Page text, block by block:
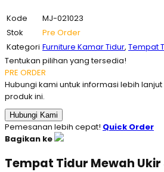
Kode
MJ-021023
Stok
Pre Order
Kategori Furniture Kamar Tidur, Tempat
Tentukan pilihan yang tersedia!
PRE ORDER
Hubungi kami untuk informasi lebih
produk ini.
Hubungi Kami
Pemesanan lebih cepat! Quick Order
Bagikan ke
Tempat Tidur Mewah